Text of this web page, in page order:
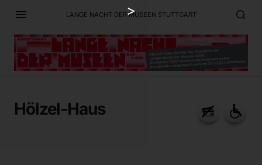
LANGE NACHT DER MUSEEN STUTTGART
>
Hölzel-Haus